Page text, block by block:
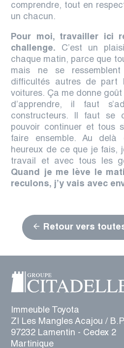
comprendre, tout en
un chacun.
Pour moi, travailler ici
challenge. C’est un
chaque matin, parce que
mais ne se
difficultés autres de part
voitures. Ça me donne
d’apprendre, il faut
constructeurs. Il faut se
pouvoir continuer et tous
faire ensemble. Au delà
heureux de ce que je fais,
travail et avec tous les
Quand je me lève le
reculons, j’y vais avec
Retour vers
Immeuble Toyota
ZI Les Mangles Acajou /
97232 Lamentin - Cedex 2
Martinique